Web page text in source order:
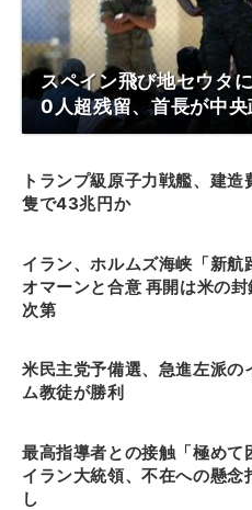
スペイン飛び地セウタ
0人超残留、首長が中
トランプ級原子力戦艦、建造
隻で43兆円か
イラン、ホルムズ海峡「新航
オマーンと合意 再開は米の
次第
米民主党予備選、急進左派の
ム教徒が勝利
最高指導者との接触「極めて
イラン大統領、不在への懸念
し